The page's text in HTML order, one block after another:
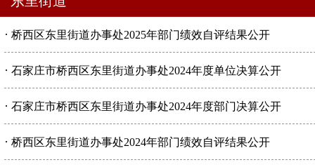
· 桥西区东里街道办事处2025年部门绩效自评结果公开
· 石家庄市桥西区东里街道办事处2024年度单位决算公开
· 石家庄市桥西区东里街道办事处2024年度部门决算公开
· 桥西区东里街道办事处2024年部门绩效自评结果公开